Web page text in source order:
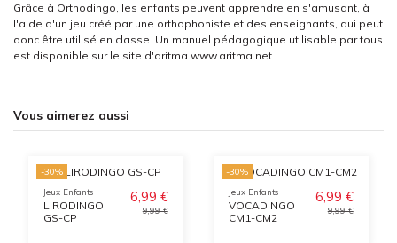
Grâce à Orthodingo, les enfants peuvent apprendre en s'amusant, à
l'aide d'un jeu créé par une orthophoniste et des enseignants, qui peut
donc être utilisé en classe. Un manuel pédagogique utilisable par tous
est disponible sur le site d'aritma www.aritma.net.
Vous aimerez aussi
-30%
Jeux Enfants
LIRODINGO
GS-CP
6,99 €
9,99 €
-30%
Jeux Enfants
VOCADINGO
CM1-CM2
6,99 €
9,99 €